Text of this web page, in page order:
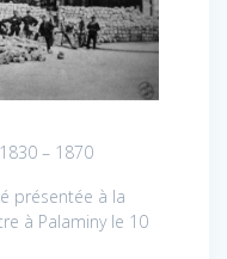
1830 – 1870
présentée à la
à Palaminy le 10